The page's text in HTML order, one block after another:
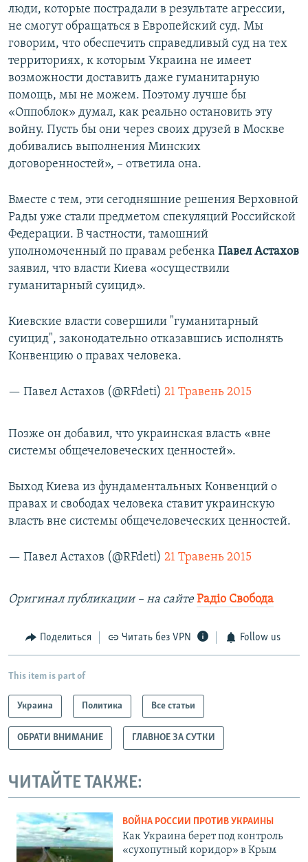
люди, которые пострадали в результате агрессии,
не смогут обращаться в Европейский суд. Мы
говорим, что обеспечить справедливый суд на тех
территориях, к которым Украина не имеет
возможности доставить даже гуманитарную
помощь, мы не можем. Поэтому лучше бы
«Оппоблок» думал, как реально остановить эту
войну. Пусть бы они через своих друзей в Москве
добивались выполнения Минских
договоренностей», – ответила она.
Вместе с тем, эти сегодняшние решения Верховной
Рады уже стали предметом спекуляций Российской
Федерации. В частности, тамошний
уполномоченный по правам ребенка Павел Астахов
заявил, что власти Киева «осуществили
гуманитарный суицид».
Киевские власти совершили "гуманитарный
суицид", законодательно отказавшись исполнять
Конвенцию о правах человека.
— Павел Астахов (@RFdeti) 21 Травень 2015
Позже он добавил, что украинская власть «вне
системы общечеловеческих ценностей».
Выход Киева из фундаментальных Конвенций о
правах и свободах человека ставит украинскую
власть вне системы общечеловеческих ценностей.
— Павел Астахов (@RFdeti) 21 Травень 2015
Оригинал публикации – на сайте Радіо Свобода
Поделиться Читать без VPN Follow us
This item is part of
Украина Политика Все статьи
ОБРАТИ ВНИМАНИЕ ГЛАВНОЕ ЗА СУТКИ
ЧИТАЙТЕ ТАКЖЕ:
ВОЙНА РОССИИ ПРОТИВ УКРАИНЫ
Как Украина берет под контроль
«сухопутный коридор» в Крым